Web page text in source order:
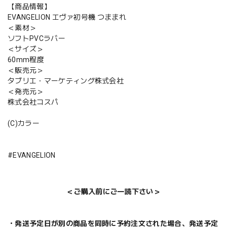
【商品情報】
EVANGELION エヴァ初号機 つままれ
＜素材＞
ソフトPVCラバー
＜サイズ＞
60mm程度
＜販売元＞
タブリエ・マーケティング株式会社
＜発売元＞
株式会社コスパ
(C)カラー
#EVANGELION
＜ご購入前にご一読下さい＞
・発送予定日が別の商品を同時に予約注文された場合、発送予定